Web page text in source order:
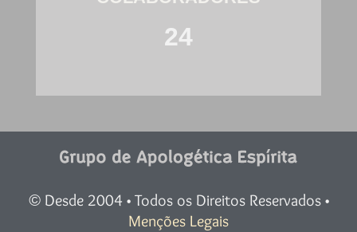
24
©Desde 2004 • Todos os Direitos Reservados •
Menções Legais